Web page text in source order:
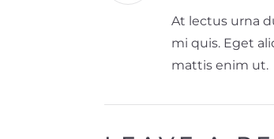
At lectus urna
mi quis. Eget
mattis enim ut.